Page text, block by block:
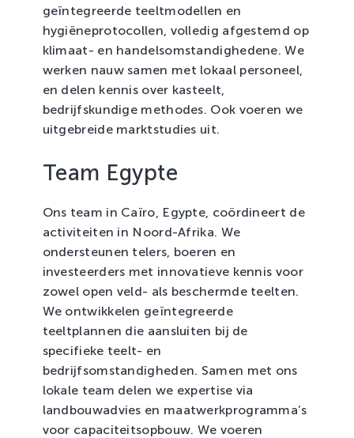
geïntegreerde teeltmodellen en
hygiëneprotocollen, volledig afgestemd op
klimaat- en handelsomstandighedene. We
werken nauw samen met lokaal personeel,
en delen kennis over kasteelt,
bedrijfskundige methodes. Ook voeren we
uitgebreide marktstudies uit.
Team Egypte
Ons team in Caïro, Egypte, coördineert de
activiteiten in Noord-Afrika. We
ondersteunen telers, boeren en
investeerders met innovatieve kennis voor
zowel open veld- als beschermde teelten.
We ontwikkelen geïntegreerde
teeltplannen die aansluiten bij de
specifieke teelt- en
bedrijfsomstandigheden. Samen met ons
lokale team delen we expertise via
landbouwadvies en maatwerkprogramma’s
voor capaciteitsopbouw. We voeren